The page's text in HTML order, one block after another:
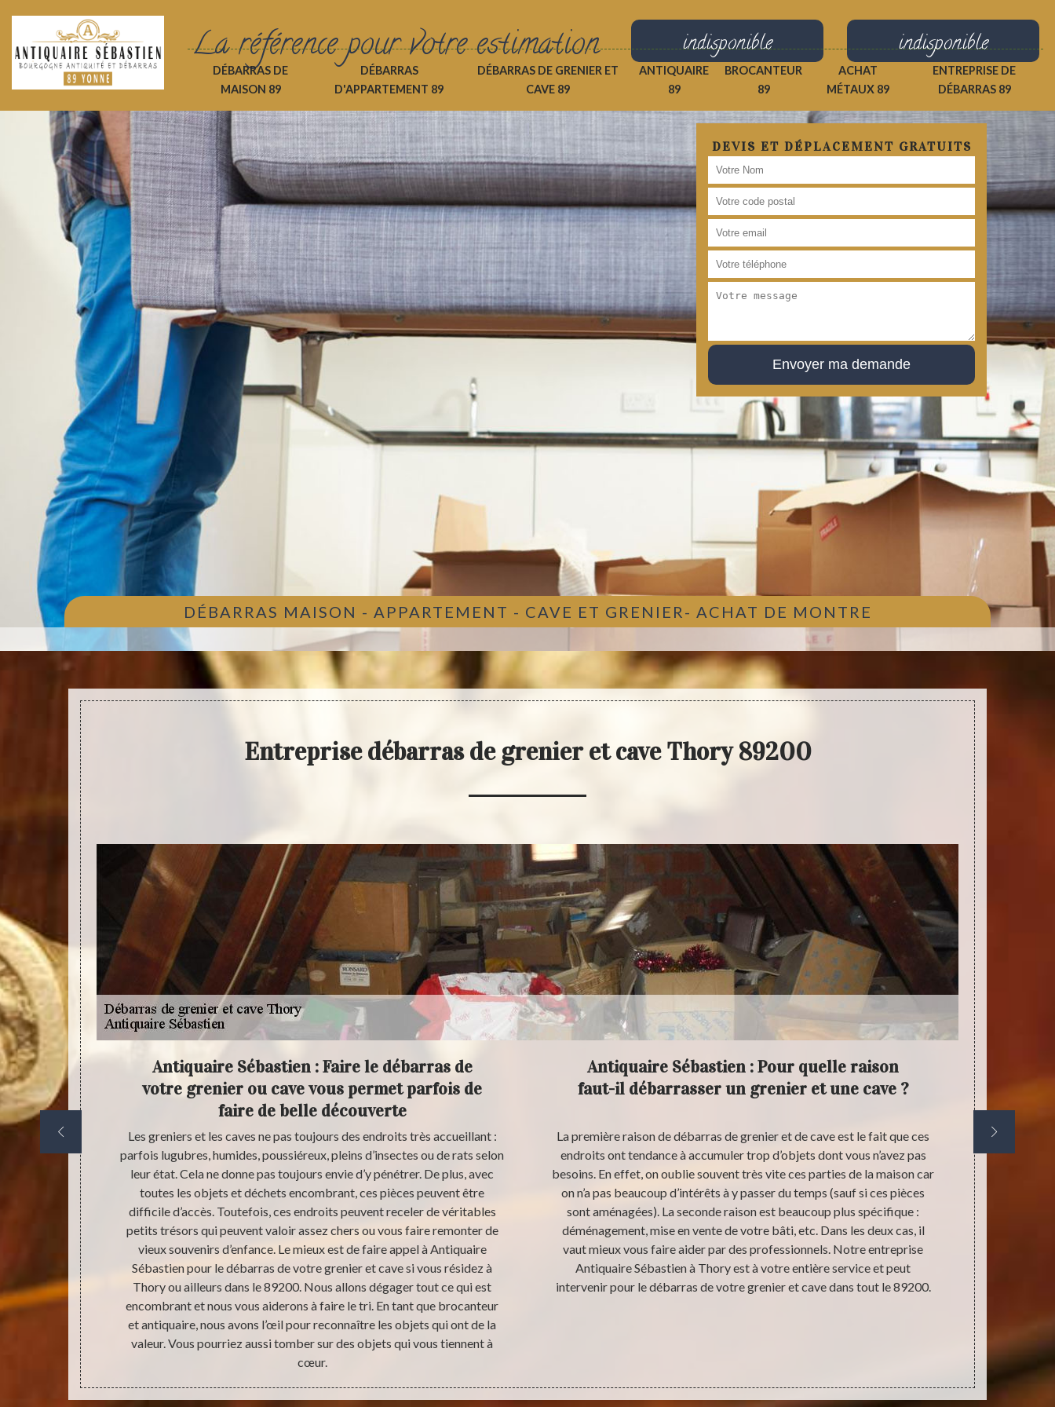
La référence pour votre estimation indisponible indisponible
DÉBARRAS DE
MAISON 89
DÉBARRAS
D'APPARTEMENT 89
DÉBARRAS DE GRENIER ET
CAVE 89
ANTIQUAIRE
89
BROCANTEUR
89
ACHAT
MÉTAUX 89
ENTREPRISE DE
DÉBARRAS 89
DEVIS ET DÉPLACEMENT GRATUITS
DÉBARRAS MAISON - APPARTEMENT - CAVE ET GRENIER- ACHAT DE MONTRE
Entreprise débarras de grenier et cave Thory 89200
cave avec
notre
Antiquaire Sébastien : Faire le débarras de
votre grenier ou cave vous permet parfois de
faire de belle découverte
Les greniers et les caves ne pas toujours des endroits très accueillant :
parfois lugubres, humides, poussiéreux, pleins d’insectes ou de rats selon
leur état. Cela ne donne pas toujours envie d’y pénétrer. De plus, avec
toutes les objets et déchets encombrant, ces pièces peuvent être
difficile d’accès. Toutefois, ces endroits peuvent receler de véritables
petits trésors qui peuvent valoir assez chers ou vous faire remonter de
vieux souvenirs d’enfance. Le mieux est de faire appel à Antiquaire
Sébastien pour le débarras de votre grenier et cave si vous résidez à
Thory ou ailleurs dans le 89200. Nous allons dégager tout ce qui est
encombrant et nous vous aiderons à faire le tri. En tant que brocanteur
et antiquaire, nous avons l’œil pour reconnaître les objets qui ont de la
valeur. Vous pourriez aussi tomber sur des objets qui vous tiennent à
cœur.
Antiquaire Sébastien : Pour quelle raison
faut-il débarrasser un grenier et une cave ?
La première raison de débarras de grenier et de cave est le fait que ces
endroits ont tendance à accumuler trop d’objets dont vous n’avez pas
besoins. En effet, on oublie souvent très vite ces parties de la maison car
on n’a pas beaucoup d’intérêts à y passer du temps (sauf si ces pièces
sont aménagées). La seconde raison est beaucoup plus spécifique :
déménagement, mise en vente de votre bâti, etc. Dans les deux cas, il
vaut mieux vous faire aider par des professionnels. Notre entreprise
Antiquaire Sébastien à Thory est à votre entière service et peut
intervenir pour le débarras de votre grenier et cave dans tout le 89200.
Il est vrai
des